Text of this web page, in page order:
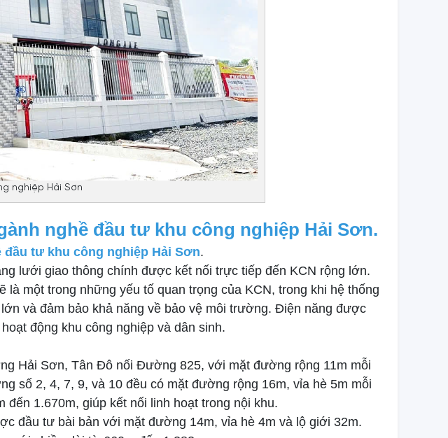
nghiệp Hải Sơn
nghề đầu tư khu công nghiệp Hải Sơn.
đầu tư khu công nghiệp Hải Sơn.
lưới giao thông chính được kết nối trực tiếp đến KCN rộng lớn.
một trong những yếu tố quan trọng của KCN, trong khi hệ thống
và đảm bảo khả năng về bảo vệ môi trường. Điện năng được
động khu công nghiệp và dân sinh.
Hải Sơn, Tân Đô nối Đường 825, với mặt đường rộng 11m mỗi
số 2, 4, 7, 9, và 10 đều có mặt đường rộng 16m, vỉa hè 5m mỗi
1.670m, giúp kết nối linh hoạt trong nội khu.
đầu tư bài bản với mặt đường 14m, vỉa hè 4m và lộ giới 32m.